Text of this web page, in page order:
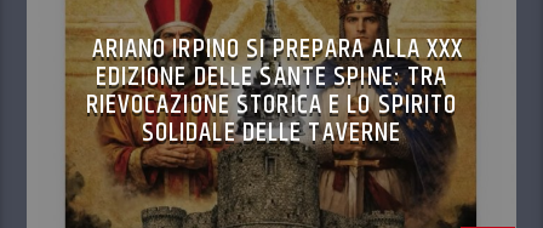
ARIANO IRPINO SI PREPARA ALLA XXX
EDIZIONE DELLE SANTE SPINE: TRA
RIEVOCAZIONE STORICA E LO SPIRITO
SOLIDALE DELLE TAVERNE